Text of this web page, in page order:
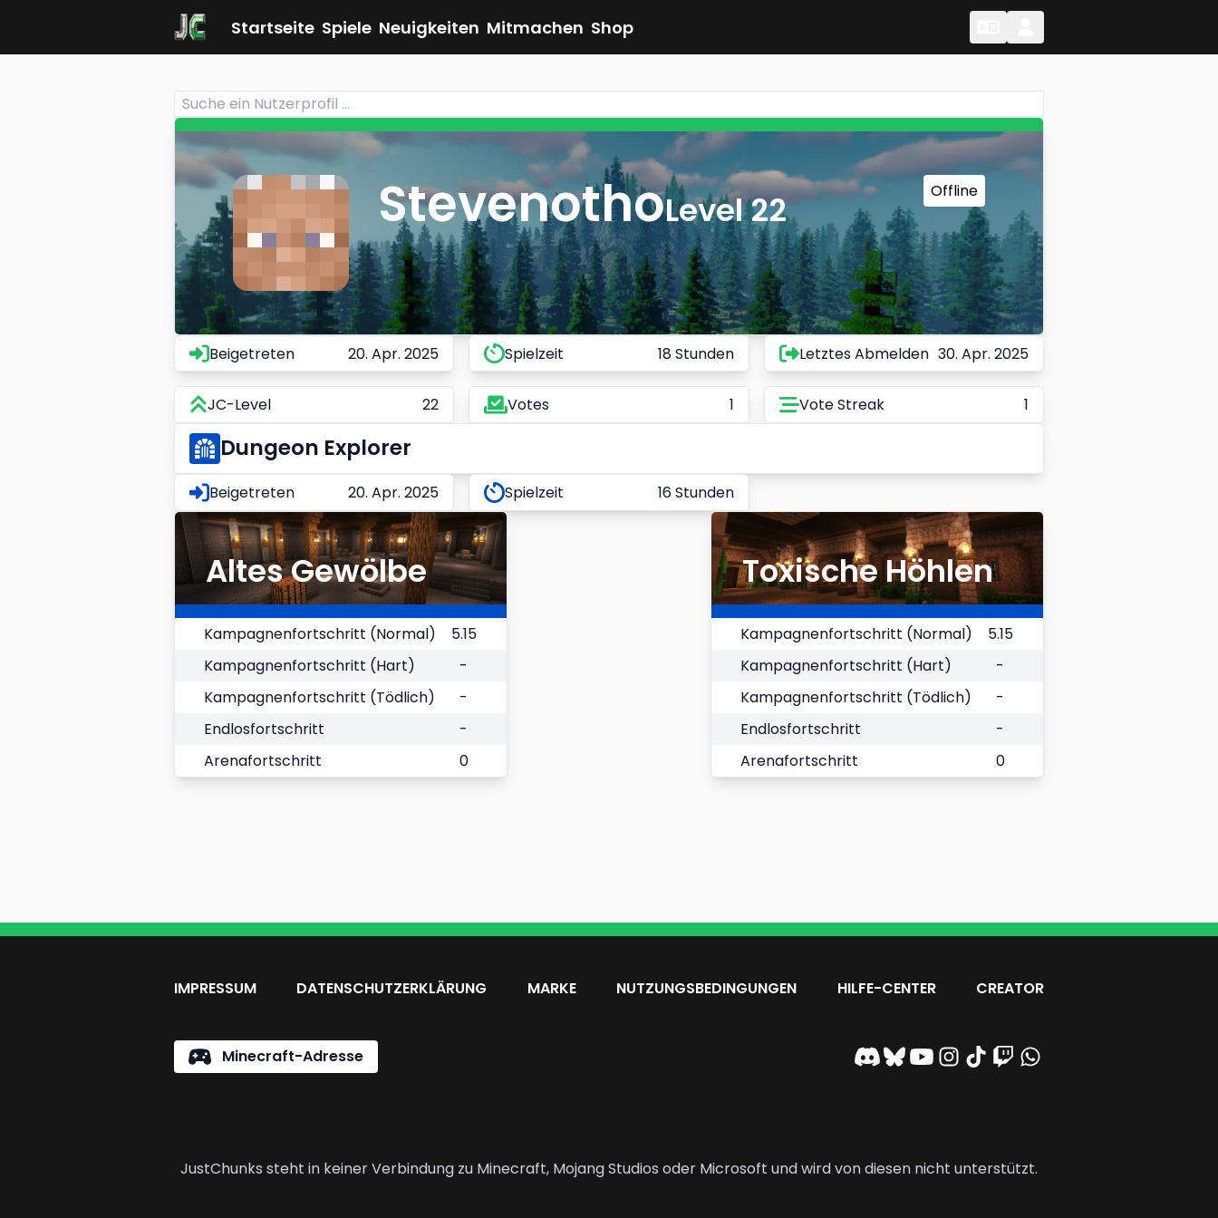
Startseite Spiele Neuigkeiten Mitmachen Shop
StevenothoLevel 22 Offline
Beigetreten 20. Apr. 2025 Spielzeit 18 Stunden Letztes Abmelden 30. Apr. 2025
JC-Level 22 Votes 1 Vote Streak 1
Dungeon Explorer
Beigetreten 20. Apr. 2025 Spielzeit 16 Stunden
Altes Gewölbe
Kampagnenfortschritt (Normal)
5.15
Kampagnenfortschritt (Hart)
-
Kampagnenfortschritt (Tödlich)
-
Endlosfortschritt
-
Arenafortschritt
0
Toxische Höhlen
Kampagnenfortschritt (Normal)
5.15
Kampagnenfortschritt (Hart)
-
Kampagnenfortschritt (Tödlich)
-
Endlosfortschritt
-
Arenafortschritt
0
IMPRESSUM DATENSCHUTZERKLÄRUNG MARKE NUTZUNGSBEDINGUNGEN HILFE-CENTER CREATOR
Minecraft-Adresse
JustChunks steht in keiner Verbindung zu Minecraft, Mojang Studios oder Microsoft und wird von diesen nicht unterstützt.